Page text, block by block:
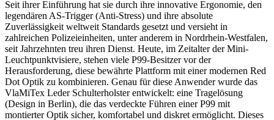
Seit ihrer Einführung hat sie durch ihre innovative Ergonomie, den
legendären AS-Trigger (Anti-Stress) und ihre absolute
Zuverlässigkeit weltweit Standards gesetzt und versieht in
zahlreichen Polizeieinheiten, unter anderem in Nordrhein-Westfalen,
seit Jahrzehnten treu ihren Dienst. Heute, im Zeitalter der Mini-
Leuchtpunktvisiere, stehen viele P99-Besitzer vor der
Herausforderung, diese bewährte Plattform mit einer modernen Red
Dot Optik zu kombinieren. Genau für diese Anwender wurde das
VlaMiTex Leder Schulterholster entwickelt: eine Tragelösung
(Design in Berlin), die das verdeckte Führen einer P99 mit
montierter Optik sicher, komfortabel und diskret ermöglicht. Dieses